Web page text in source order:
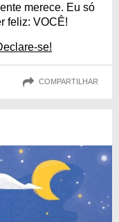
merece. Eu só
feliz: VOCÊ!
se!
COMPARTILHAR